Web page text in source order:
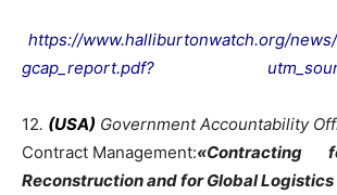
https://www.halliburtonwatch.org/news/
gcap_report.pdf?
12. (USA) Government Accountability
Contract Management:«Contracting
Reconstruction and for Global